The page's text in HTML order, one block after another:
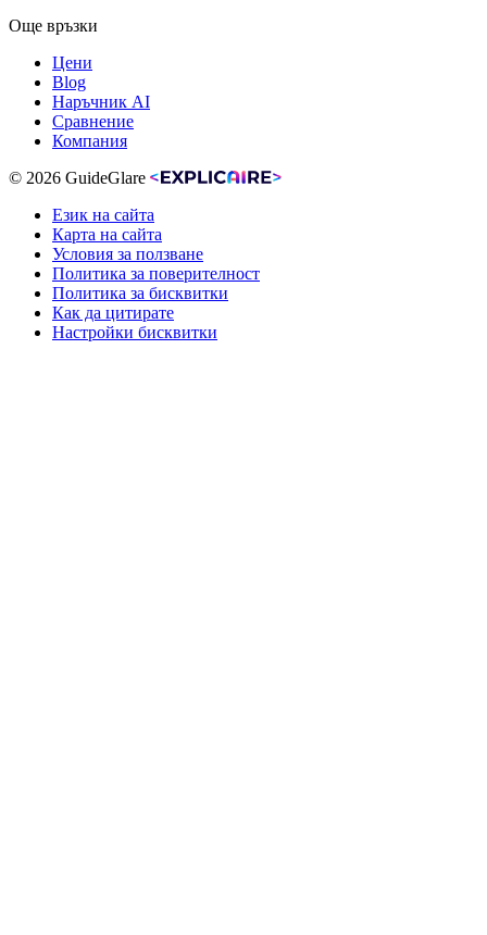
Още връзки
Цени
Blog
Наръчник AI
Сравнение
Компания
© 2026 GuideGlare
Език на сайта
Карта на сайта
Условия за ползване
Политика за поверителност
Политика за бисквитки
Как да цитирате
Настройки бисквитки